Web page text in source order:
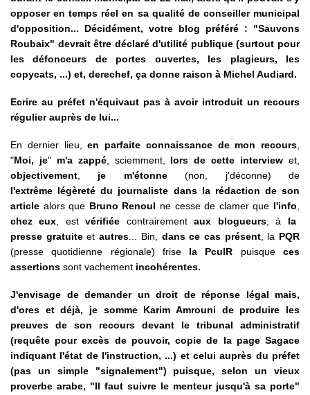
opposer en temps réel en sa qualité de conseiller municipal
d'opposition... Décidément, votre blog préféré : "Sauvons
Roubaix" devrait être déclaré d'utilité publique (surtout pour
les défonceurs de portes ouvertes, les plagieurs, les
copycats, ...) et, derechef, ça donne raison à Michel Audiard.
Ecrire au préfet n'équivaut pas à avoir introduit un recours
régulier auprès de lui...
En dernier lieu,en parfaite connaissance de mon recours
"Moi, je" m'a zappé, sciemment, lors de cette interview et,
objectivement
je m'étonne(non, j'déconne) de
l'extrême légèreté du journaliste dans la rédaction de son
article alors que Bruno Renoul ne cesse de clamer que l'info
chez eux , estvérifiée contrairementaux blogueurs, à la
presse gratuiteet autres ... Bin, dans ce cas présent, la PQR
(presse quotidienne régionale) frise la PculR puisqueces
assertions sont vachement incohérentes.
J'envisage de demander un droit de réponse légal mais,
d'ores et déjà, je somme Karim Amrouni de produire les
preuves de son recours devant le tribunal administratif
(requête pour excès de pouvoir, copie de la page Sagace
indiquant l'état de l'instruction, ...) et celui auprès du préfet
(pas un simple "signalement") puisque, selon un vieux
proverbe arabe, "Il faut suivre le menteur jusqu'à sa porte"